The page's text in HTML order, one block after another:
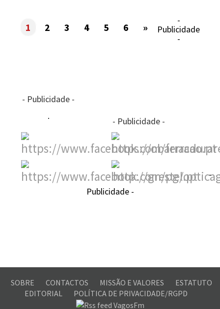
1 2 3 4 5 6 »
-
Publicidade
-
- Publicidade -
- Publicidade -
-
Publicidade -
SOBRE CONTACTOS MISSÃO E VALORES
ESTATUTO
EDITORIAL
POLÍTICA DE PRIVACIDADE/RGPD